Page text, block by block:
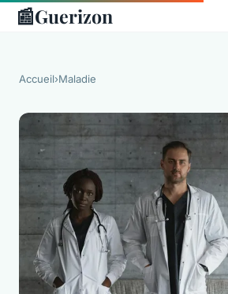
📰Guerizon
Accueil›Maladie